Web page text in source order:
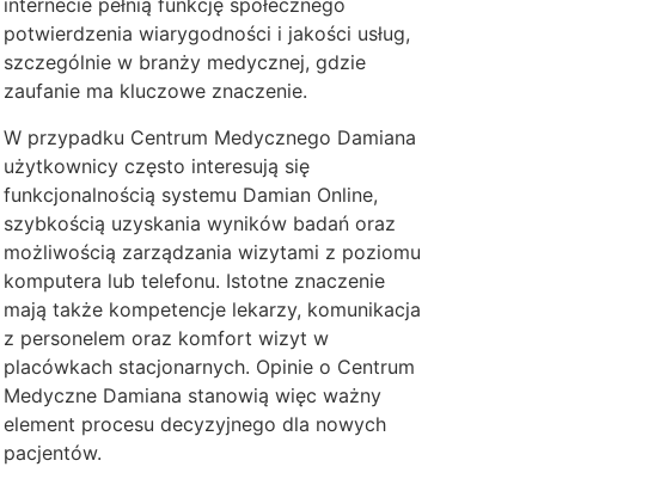
internecie pełnią funkcję społecznego
potwierdzenia wiarygodności i jakości usług,
szczególnie w branży medycznej, gdzie
zaufanie ma kluczowe znaczenie.
W przypadku Centrum Medycznego Damiana
użytkownicy często interesują się
funkcjonalnością systemu Damian Online,
szybkością uzyskania wyników badań oraz
możliwością zarządzania wizytami z poziomu
komputera lub telefonu. Istotne znaczenie
mają także kompetencje lekarzy, komunikacja
z personelem oraz komfort wizyt w
placówkach stacjonarnych. Opinie o Centrum
Medyczne Damiana stanowią więc ważny
element procesu decyzyjnego dla nowych
pacjentów.